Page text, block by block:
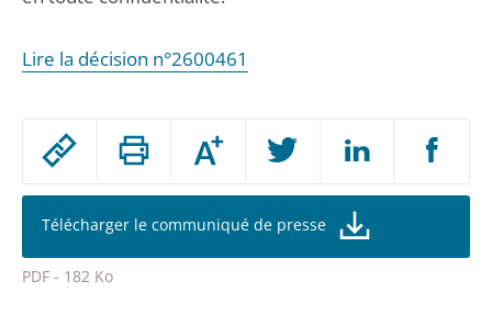
Passer
partage
de
l'article
pour
Augmenter
ou
la
de
police
Télécharger le communiqué de presse
PDF - 182 Ko
Lire la décision n°2600461